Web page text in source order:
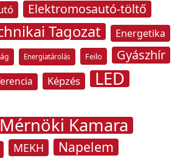
Elektromosautó-töltő
Tagozat Energetika
Energiatárolás Feilo Gyászhír
Képzés LED
Kamara
MEKH Napelem